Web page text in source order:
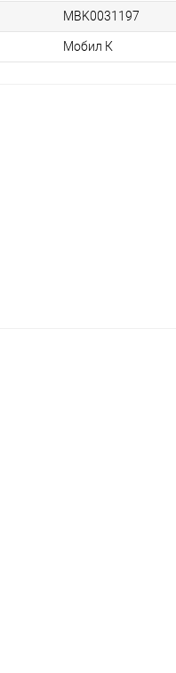
MBK0031197
Мобил К